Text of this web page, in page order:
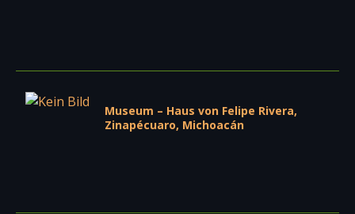
Museum – Haus von Felipe Rivera,
Zinapécuaro, Michoacán